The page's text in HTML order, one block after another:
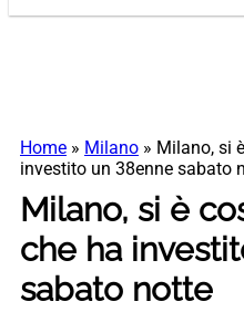
Home » Milano » Milano, si
investito un 38enne sabato
Milano, si è
che ha
sabato notte